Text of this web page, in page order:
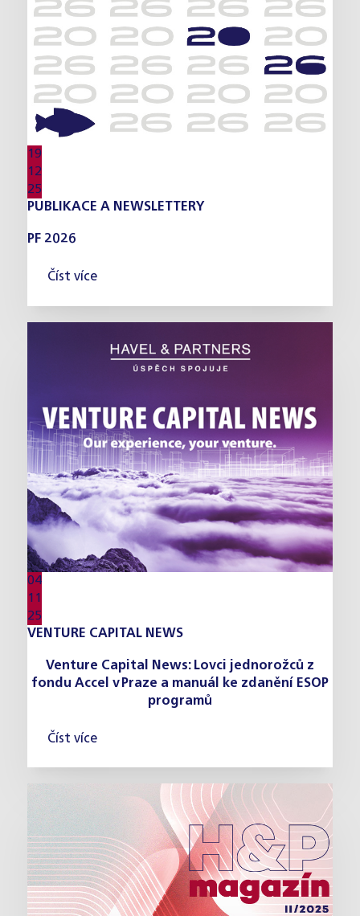
19
12
25
PUBLIKACE A NEWSLETTERY
PF 2026
Číst více
04
11
25
VENTURE CAPITAL NEWS
Venture Capital News: Lovci jednorožců z
fondu Accel v Praze a manuál ke zdanění ESOP
programů
Číst více